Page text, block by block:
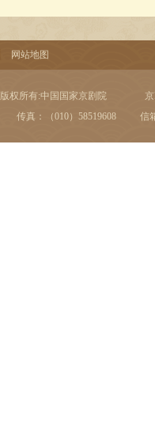
网站地图
版权所有:中国国家京剧院
传真：（010）58519608 信